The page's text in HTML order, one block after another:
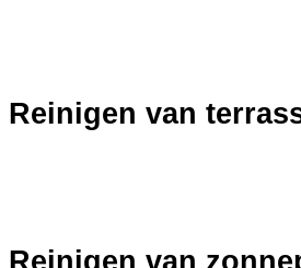
Reinigen van
Reinigen van